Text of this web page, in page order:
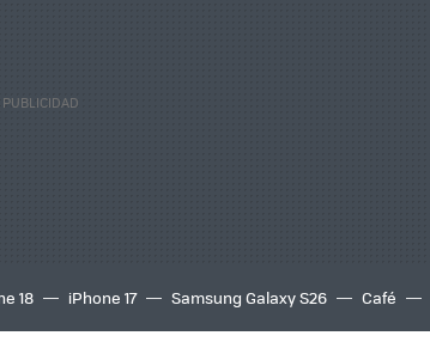
18 iPhone 17 Samsung Galaxy S26 Café